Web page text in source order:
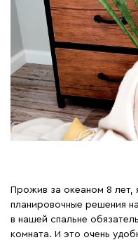
Прожив за океаном 8 лет,
планировочные решения
в нашей спальне
комната. И это очень